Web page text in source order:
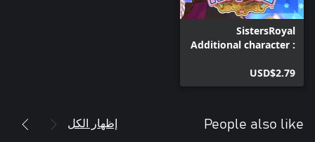
SistersRoyal
Additional character :
USD$2.79
People also like إظهار الكل